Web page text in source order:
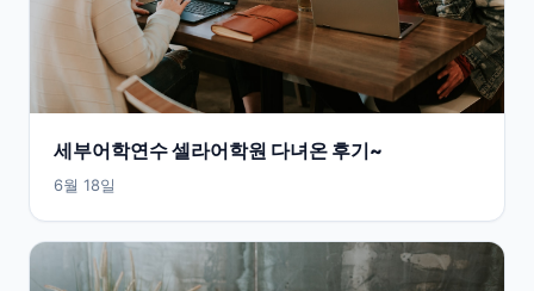
세부어학연수 셀라어학원 다녀온 후기~
6월 18일